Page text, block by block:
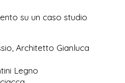
su un caso studio
Architetto Gianluca
Legno